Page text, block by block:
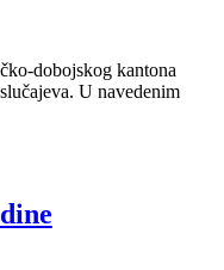
dobojskog kantona
U navedenim